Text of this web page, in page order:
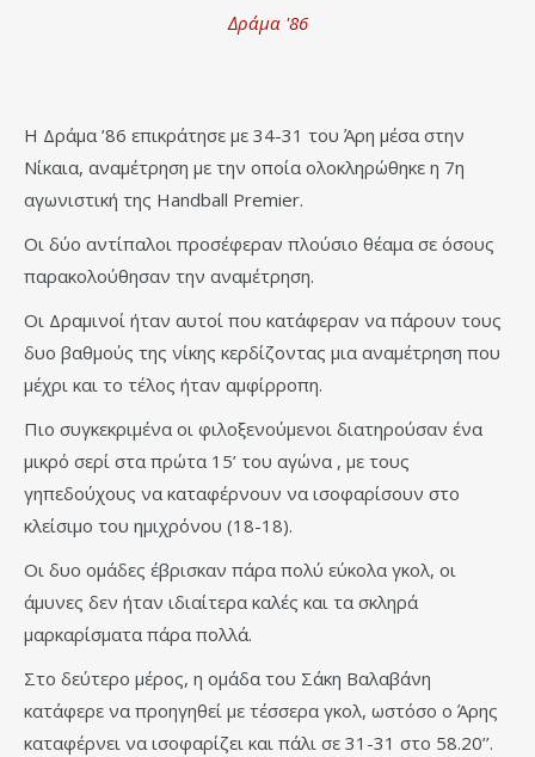
Δράμα '86
Η Δράμα ’86 επικράτησε με 34-31 του Άρη μέσα στην
Νίκαια, αναμέτρηση με την οποία ολοκληρώθηκε η 7η
αγωνιστική της Handball Premier.
Οι δύο αντίπαλοι προσέφεραν πλούσιο θέαμα σε όσους
παρακολούθησαν την αναμέτρηση.
Οι Δραμινοί ήταν αυτοί που κατάφεραν να πάρουν τους
δυο βαθμούς της νίκης κερδίζοντας μια αναμέτρηση που
μέχρι και το τέλος ήταν αμφίρροπη.
Πιο συγκεκριμένα οι φιλοξενούμενοι διατηρούσαν ένα
μικρό σερί στα πρώτα 15’ του αγώνα , με τους
γηπεδούχους να καταφέρνουν να ισοφαρίσουν στο
κλείσιμο του ημιχρόνου (18-18).
Οι δυο ομάδες έβρισκαν πάρα πολύ εύκολα γκολ, οι
άμυνες δεν ήταν ιδιαίτερα καλές και τα σκληρά
μαρκαρίσματα πάρα πολλά.
Στο δεύτερο μέρος, η ομάδα του Σάκη Βαλαβάνη
κατάφερε να προηγηθεί με τέσσερα γκολ, ωστόσο ο Άρης
καταφέρνει να ισοφαρίζει και πάλι σε 31-31 στο 58.20’’.